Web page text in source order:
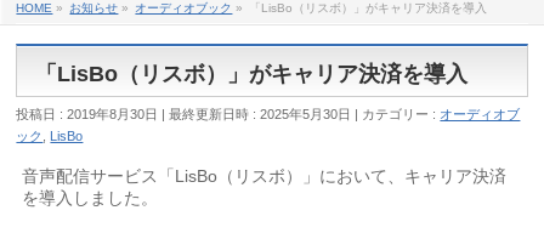
HOME » お知らせ » オーディオブック » 「LisBo（リスボ）」がキャリア決済を導入
「LisBo（リスボ）」がキャリア決済を導入
投稿日 : 2019年8月30日 最終更新日時 : 2025年5月30日 カテゴリー : オーディオブ
ック
LisBo
音声配信サービス「LisBo（リスボ）」において、キャリア決済
を導入しました。